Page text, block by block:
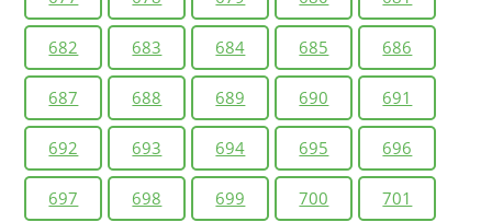
682 683 684 685 686
687 688 689 690 691
692 693 694 695 696
697 698 699 700 701